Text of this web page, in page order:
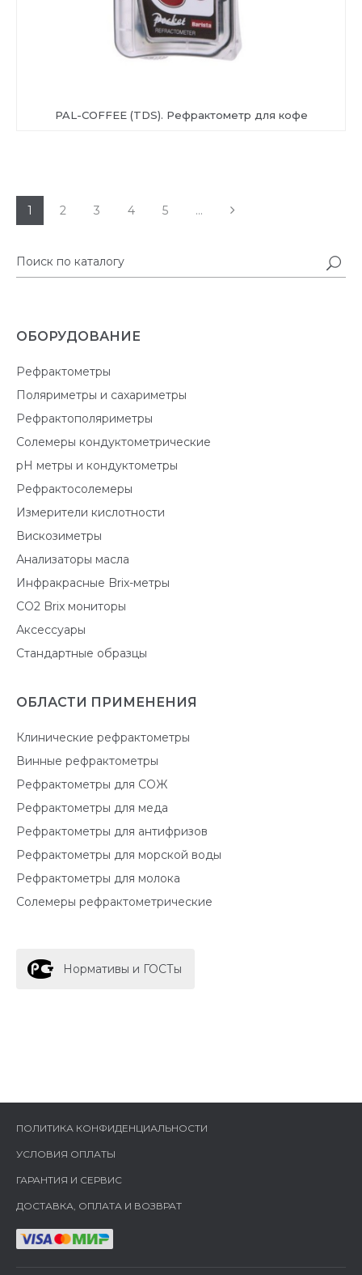
PAL-COFFEE (TDS). Рефрактометр для кофе
1 2 3 4 5 ...
ОБОРУДОВАНИЕ
Рефрактометры
Поляриметры и сахариметры
Рефрактополяриметры
Солемеры кондуктометрические
pH метры и кондуктометры
Рефрактосолемеры
Измерители кислотности
Вискозиметры
Анализаторы масла
Инфракрасные Brix-метры
CO2 Brix мониторы
Аксессуары
Стандартные образцы
ОБЛАСТИ ПРИМЕНЕНИЯ
Клинические рефрактометры
Винные рефрактометры
Рефрактометры для СОЖ
Рефрактометры для меда
Рефрактометры для антифризов
Рефрактометры для морской воды
Рефрактометры для молока
Солемеры рефрактометрические
Нормативы и ГОСТы
ПОЛИТИКА КОНФИДЕНЦИАЛЬНОСТИ
УСЛОВИЯ ОПЛАТЫ
ГАРАНТИЯ И СЕРВИС
ДОСТАВКА, ОПЛАТА И ВОЗВРАТ